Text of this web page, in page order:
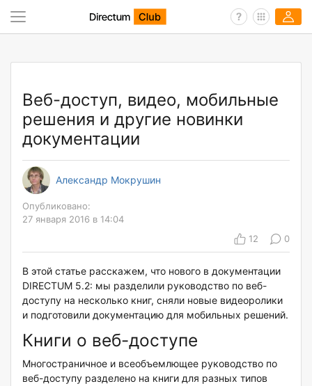
Веб-доступ, видео, мобильные
решения и другие новинки
документации
Александр Мокрушин
Опубликовано:
27 января 2016 в 14:04
12
0
В этой статье расскажем, что нового в документации
DIRECTUM 5.2: мы разделили руководство по веб-
доступу на несколько книг, сняли новые видеоролики
и подготовили документацию для мобильных решений.
Книги о веб-доступе
Многостраничное и всеобъемлющее руководство по
веб-доступу разделено на книги для разных типов